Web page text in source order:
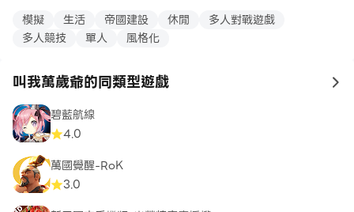
模擬 生活 帝國建設 休閒
多人對戰遊戲
多人競技
單人 風格化
叫我萬歲爺的同類型遊戲 to
碧藍航線
4.0
萬國覺醒-RoK
3.0